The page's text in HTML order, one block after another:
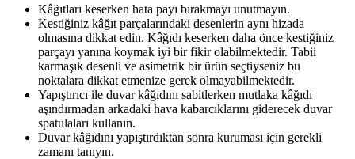
Kâğıtları keserken hata payı bırakmayı unutmayın.
Kestiğiniz kâğıt parçalarındaki desenlerin aynı hizada
olmasına dikkat edin. Kâğıdı keserken daha önce kestiğiniz
parçayı yanına koymak iyi bir fikir olabilmektedir. Tabii
karmaşık desenli ve asimetrik bir ürün seçtiyseniz bu
noktalara dikkat etmenize gerek olmayabilmektedir.
Yapıştırıcı ile duvar kâğıdını sabitlerken mutlaka kâğıdı
aşındırmadan arkadaki hava kabarcıklarını giderecek duvar
spatulaları kullanın.
Duvar kâğıdını yapıştırdıktan sonra kuruması için gerekli
zamanı tanıyın.